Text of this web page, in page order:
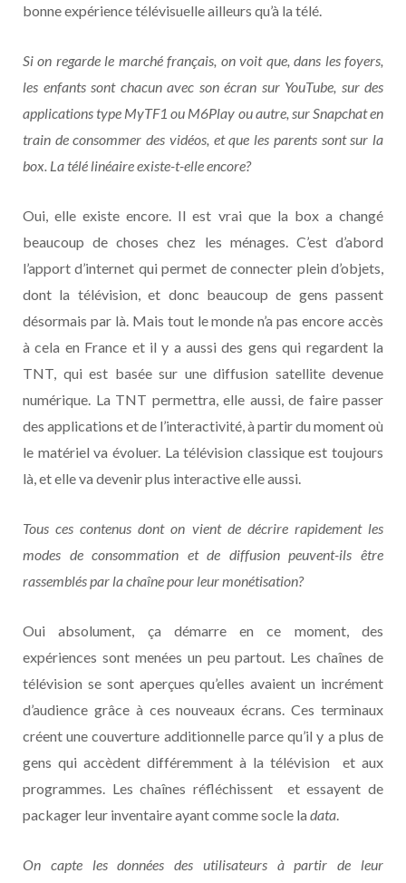
bonne expérience télévisuelle ailleurs qu’à la télé.
Si on regarde le marché français, on voit que, dans les foyers,
les enfants sont chacun avec son écran sur YouTube, sur des
applications type MyTF1 ou M6Play ou autre, sur Snapchat en
train de consommer des vidéos, et que les parents sont sur la
box. La télé linéaire existe-t-elle encore?
Oui, elle existe encore. Il est vrai que la box a changé
beaucoup de choses chez les ménages. C’est d’abord
l’apport d’internet qui permet de connecter plein d’objets,
dont la télévision, et donc beaucoup de gens passent
désormais par là. Mais tout le monde n’a pas encore accès
à cela en France et il y a aussi des gens qui regardent la
TNT, qui est basée sur une diffusion satellite devenue
numérique. La TNT permettra, elle aussi, de faire passer
des applications et de l’interactivité, à partir du moment où
le matériel va évoluer. La télévision classique est toujours
là, et elle va devenir plus interactive elle aussi.
Tous ces contenus dont on vient de décrire rapidement les
modes de consommation et de diffusion peuvent-ils être
rassemblés par la chaîne pour leur monétisation?
Oui absolument, ça démarre en ce moment, des
expériences sont menées un peu partout. Les chaînes de
télévision se sont aperçues qu’elles avaient un incrément
d’audience grâce à ces nouveaux écrans. Ces terminaux
créent une couverture additionnelle parce qu’il y a plus de
gens qui accèdent différemment à la télévision et aux
programmes. Les chaînes réfléchissent et essayent de
packager leur inventaire ayant comme socle la data
On capte les données des utilisateurs à partir de leur